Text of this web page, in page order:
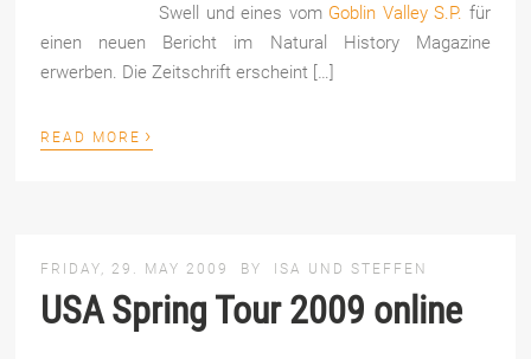
Swell und eines vom Goblin Valley S.P. für
einen neuen Bericht im Natural History Magazine
erwerben. Die Zeitschrift erscheint […]
READ MORE ›
FRIDAY, 29. MAY 2009 BY ISA UND STEFFEN
USA Spring Tour 2009 online